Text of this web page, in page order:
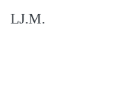
LJ.M.